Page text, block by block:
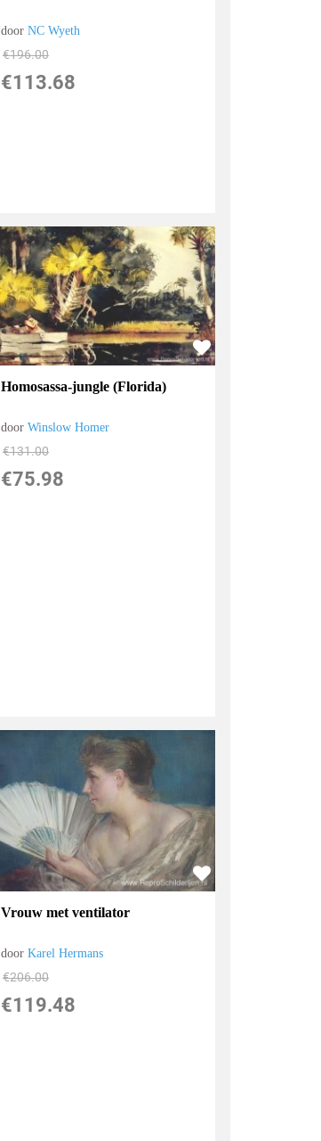
doorNC Wyeth
€196.00
€113.68
Homosassa-jungle (Florida)
doorWinslow Homer
€131.00
€75.98
Vrouw met ventilator
doorKarel Hermans
€206.00
€119.48